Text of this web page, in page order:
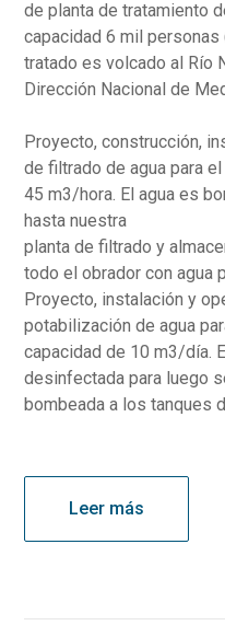
de planta de tratamiento
capacidad 6 mil
tratado es volcado al Río
Dirección Nacional de
Proyecto, construcción,
de filtrado de agua para
45 m3/hora. El agua es
hasta nuestra
planta de filtrado y
todo el obrador con agua
Proyecto, instalación y
potabilización de agua
capacidad de 10 m3/día.
desinfectada para luego
bombeada a los tanques
Leer más